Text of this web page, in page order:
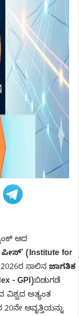
ಆದ
(Institute for
ಸಾಲಿನ ಜಾಗತಿಕ
- GPI)ಬಿಡುಗಡೆ
ಅತ್ಯಂತ
ಆವೃತ್ತಿಯನ್ನು